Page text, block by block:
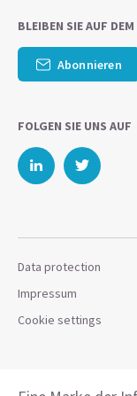
BLEIBEN SIE AUF
Abonnieren
FOLGEN SIE UNS AUF
Data protection
Impressum
Cookie settings